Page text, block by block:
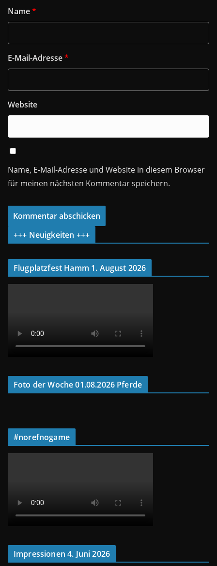
Name*
E-Mail-Adresse*
Website
Name, E-Mail-Adresse und Website in diesem Browser
für meinen nächsten Kommentar speichern.
+++ Neuigkeiten +++
Flugplatzfest Hamm 1. August 2026
Foto der Woche 01.08.2026 Pferde
#norefnogame
Impressionen 4. Juni 2026